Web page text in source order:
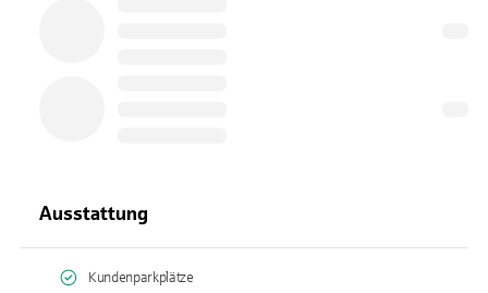
Ausstattung
Kundenparkplätze